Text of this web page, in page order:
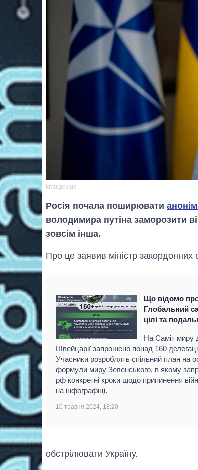
kmu.gov.ua
Росія почала поширювати
володимира путіна заморозити
зовсім інша.
Про це заявив міністр
Що відомо
Глобальний
цілі та
На Саміт миру
Швейцарії запрошено понад 160
Учасники розроблять спільний план на
формули миру Зеленського, в якому
рф конкретні кроки щодо припинення
на інфографіці.
10 травня 2024, 18:20
обстрілювати Україну.